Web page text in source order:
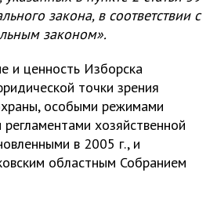
закона, в соответствии с
законом».
и ценность Изборска
точки зрения
особыми режимами
хозяйственной
в 2005 г., и
областным Собранием